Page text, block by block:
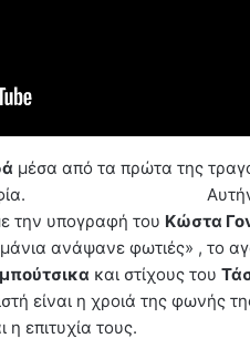
μέσα από τα πρώτα της
Αυτήν τη
την υπογραφή του Κώστα
, το αγαπημένο
και στίχους του
είναι η χροιά της φωνής
επιτυχία τους.